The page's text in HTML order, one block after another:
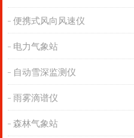
便携式风向风速仪
电力气象站
自动雪深监测仪
雨雾滴谱仪
森林气象站